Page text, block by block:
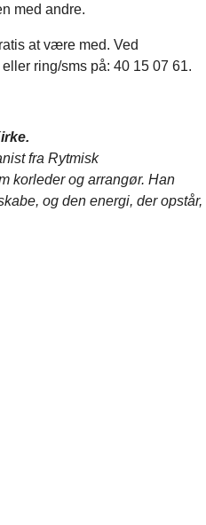
med andre.
at være med. Ved
ring/sms på: 40 15 07 61.
fra Rytmisk
korleder og arrangør. Han
og den energi, der opstår,